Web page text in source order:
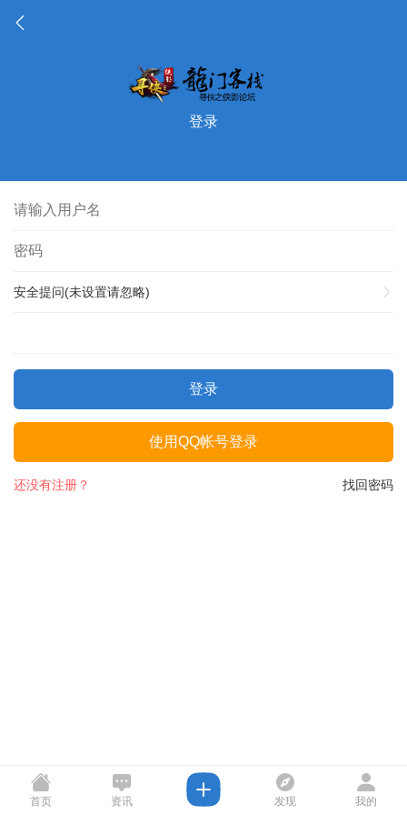
登录
安全提问(未设置请忽略)
登录
使用QQ帐号登录
找回密码
还没有注册？
首页 资讯 发现 我的